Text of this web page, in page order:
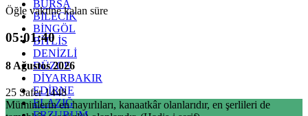
BURSA
BİLECİK
BİNGÖL
BİTLİS
DENİZLİ
DÜZCE
DİYARBAKIR
EDİRNE
ELAZIĞ
Öğle vaktine kalan süre
05:01:40
8 Ağustos 2026
25 Safer 1448
Müminlerin en hayırlıları, kanaatkâr olanlarıdır, en şerlileri de